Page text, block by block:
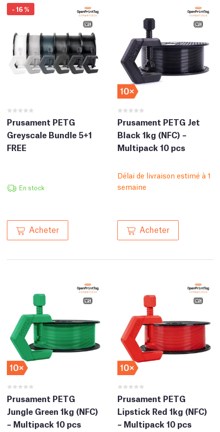
- 16%
Prusament PETG
Greyscale Bundle 5+1
FREE
En stock
Acheter
Prusament PETG Jet
Black 1kg (NFC) –
Multipack 10 pcs
Délai de livraison estimé à 1
semaine
Acheter
Prusament PETG
Jungle Green 1kg (NFC)
– Multipack 10 pcs
Prusament PETG
Lipstick Red 1kg (NFC)
– Multipack 10 pcs